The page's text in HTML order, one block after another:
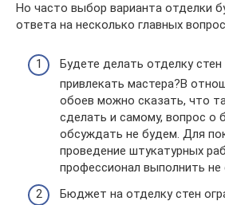
Но часто выбор варианта отделки
ответа на несколько главных
Будете делать отделку
привлекать мастера?В
обоев можно сказать, что
сделать и самому, вопрос о
обсуждать не будем. Для
проведение штукатурных
профессионал выполнить не
Бюджет на отделку стен